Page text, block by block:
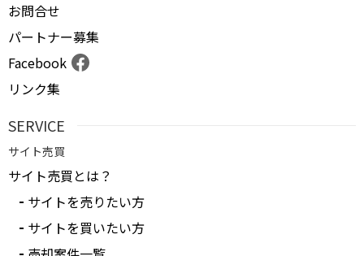
お問合せ
パートナー募集
Facebook
リンク集
SERVICE
サイト売買
サイト売買とは？
サイトを売りたい方
サイトを買いたい方